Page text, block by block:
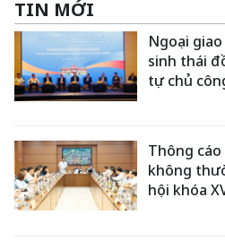
TIN MỚI
Ngoại
sinh thái
tự chủ
Thông cáo
không
hội khóa